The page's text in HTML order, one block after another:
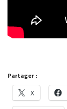
Partager :
X